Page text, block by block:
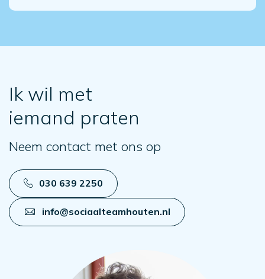
Ik wil met
iemand praten
Neem contact met ons op
030 639 2250
info@sociaalteamhouten.nl